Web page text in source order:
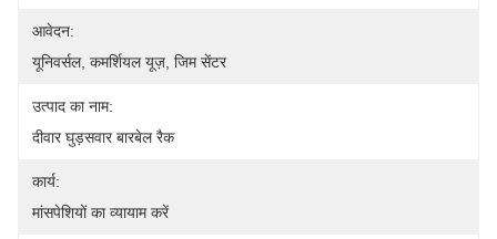
आवेदन:
यूनिवर्सल, कमर्शियल यूज़, जिम सेंटर
उत्पाद का नाम:
दीवार घुड़सवार बारबेल रैक
कार्य:
मांसपेशियों का व्यायाम करें